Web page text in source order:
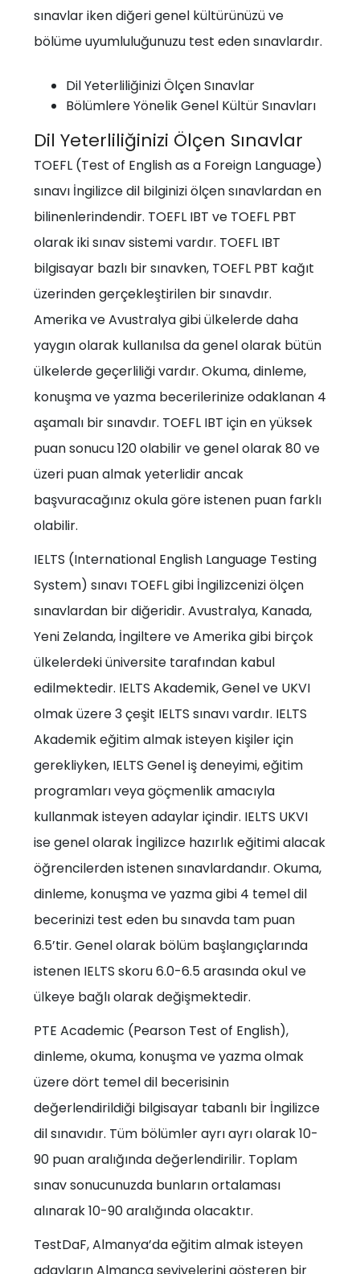
sınavlar iken diğeri genel kültürünüzü ve
bölüme uyumluluğunuzu test eden sınavlardır.
Dil Yeterliliğinizi Ölçen Sınavlar
Bölümlere Yönelik Genel Kültür Sınavları
Dil Yeterliliğinizi Ölçen Sınavlar
TOEFL (Test of English as a Foreign Language)
sınavı İngilizce dil bilginizi ölçen sınavlardan en
bilinenlerindendir. TOEFL IBT ve TOEFL PBT
olarak iki sınav sistemi vardır. TOEFL IBT
bilgisayar bazlı bir sınavken, TOEFL PBT kağıt
üzerinden gerçekleştirilen bir sınavdır.
Amerika ve Avustralya gibi ülkelerde daha
yaygın olarak kullanılsa da genel olarak bütün
ülkelerde geçerliliği vardır. Okuma, dinleme,
konuşma ve yazma becerilerinize odaklanan 4
aşamalı bir sınavdır. TOEFL IBT için en yüksek
puan sonucu 120 olabilir ve genel olarak 80 ve
üzeri puan almak yeterlidir ancak
başvuracağınız okula göre istenen puan farklı
olabilir.
IELTS (International English Language Testing
System) sınavı TOEFL gibi İngilizcenizi ölçen
sınavlardan bir diğeridir. Avustralya, Kanada,
Yeni Zelanda, İngiltere ve Amerika gibi birçok
ülkelerdeki üniversite tarafından kabul
edilmektedir. IELTS Akademik, Genel ve UKVI
olmak üzere 3 çeşit IELTS sınavı vardır. IELTS
Akademik eğitim almak isteyen kişiler için
gerekliyken, IELTS Genel iş deneyimi, eğitim
programları veya göçmenlik amacıyla
kullanmak isteyen adaylar içindir. IELTS UKVI
ise genel olarak İngilizce hazırlık eğitimi alacak
öğrencilerden istenen sınavlardandır. Okuma,
dinleme, konuşma ve yazma gibi 4 temel dil
becerinizi test eden bu sınavda tam puan
6.5’tir. Genel olarak bölüm başlangıçlarında
istenen IELTS skoru 6.0-6.5 arasında okul ve
ülkeye bağlı olarak değişmektedir.
PTE Academic (Pearson Test of English),
dinleme, okuma, konuşma ve yazma olmak
üzere dört temel dil becerisinin
değerlendirildiği bilgisayar tabanlı bir İngilizce
dil sınavıdır. Tüm bölümler ayrı ayrı olarak 10-
90 puan aralığında değerlendirilir. Toplam
sınav sonucunuzda bunların ortalaması
alınarak 10-90 aralığında olacaktır.
TestDaF, Almanya’da eğitim almak isteyen
adayların Almanca seviyelerini gösteren bir